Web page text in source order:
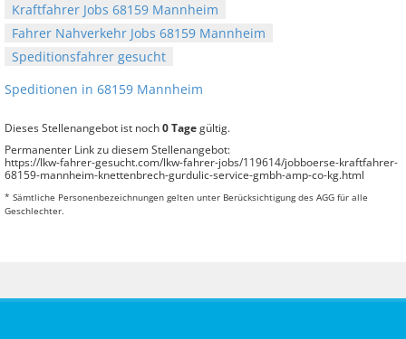
Kraftfahrer Jobs 68159 Mannheim
Fahrer Nahverkehr Jobs 68159 Mannheim
Speditionsfahrer gesucht
Speditionen in 68159 Mannheim
Dieses Stellenangebot ist noch0 Tagegültig.
Permanenter Link zu diesem Stellenangebot:
https://lkw-fahrer-gesucht.com/lkw-fahrer-jobs/119614/jobboerse-kraftfahrer-
68159-mannheim-knettenbrech-gurdulic-service-gmbh-amp-co-kg.html
* Sämtliche Personenbezeichnungen gelten unter Berücksichtigung des AGG für alle
Geschlechter.